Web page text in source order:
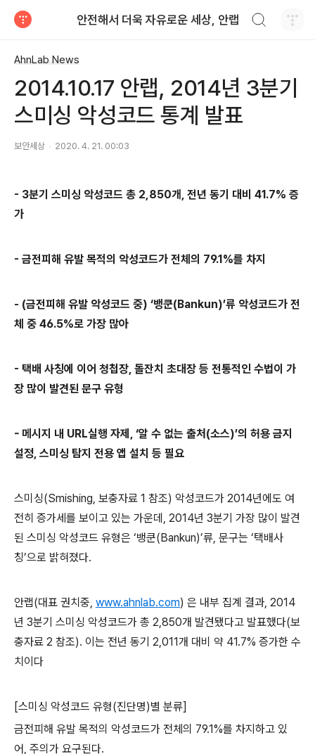
안전해서 더욱 자유로운 세상, 안랩
AhnLab News
2014.10.17 안랩, 2014년 3분기
스미싱 악성코드 통계 발표
보안세상 2020. 4. 21. 00:03
- 3분기 스미싱 악성코드 총 2,850개 , 전년 동기 대비 41.7% 증
가
- 금전피해 유발 목적의 악성코드가 전체의 79.1%를 차지
- (금전피해 유발 악성코드 중) ‘뱅쿤(Bankun)’류 악성코드가 전
체 중 46.5%로 가장 많아
- 택배 사칭에 이어 청첩장, 돌잔치 초대장 등 전통적인 수법이 가
장 많이 발견된 문구 유형
- 메시지 내 URL실행 자제 , ‘알 수 없는 출처 (소스)’의 허용 금지
설정, 스미싱 탐지 전용 앱 설치 등 필요
스미싱(Smishing, 보충자료 1 참조) 악성코드가 2014년에도 여
전히 증가세를 보이고 있는 가운데 , 2014년 3분기 가장 많이 발견
된 스미싱 악성코드 유형은 ‘뱅쿤(Bankun)’류, 문구는 ‘택배사
칭’으로 밝혀졌다.
안랩(대표 권치중, www.ahnlab.com) 은 내부 집계 결과, 2014
년 3분기 스미싱 악성코드가 총 2,850개 발견됐다고 발표했다(보
충자료 2 참조). 이는 전년 동기 2,011개 대비 약 41.7% 증가한 수
치이다
[스미싱 악성코드 유형(진단명)별 분류]
금전피해 유발 목적의 악성코드가 전체의 79.1%를 차지하고 있
어, 주의가 요구된다.